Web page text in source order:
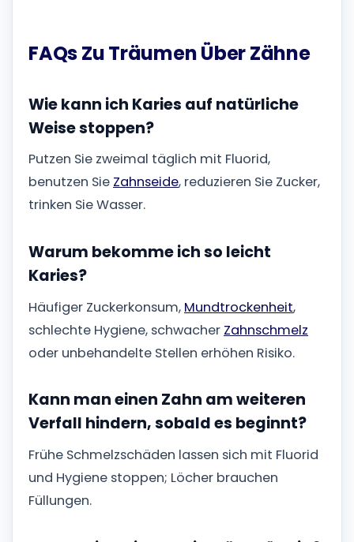
FAQs Zu Träumen Über Zähne
Wie kann ich Karies auf natürliche
Weise stoppen?
Putzen Sie zweimal täglich mit Fluorid,
benutzen Sie Zahnseide, reduzieren Sie Zucker,
trinken Sie Wasser.
Warum bekomme ich so leicht
Karies?
Häufiger Zuckerkonsum, Mundtrockenheit,
schlechte Hygiene, schwacher Zahnschmelz
oder unbehandelte Stellen erhöhen Risiko.
Kann man einen Zahn am weiteren
Verfall hindern, sobald es beginnt?
Frühe Schmelzschäden lassen sich mit Fluorid
und Hygiene stoppen; Löcher brauchen
Füllungen.